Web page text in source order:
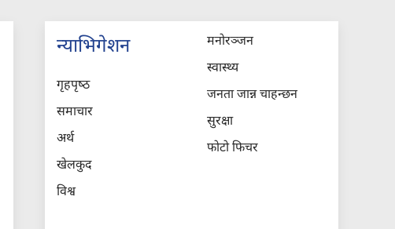
न्याभिगेशन
गृहपृष्‍ठ
समाचार
अर्थ
खेलकुद
विश्व
मनोरञ्जन
स्वास्थ्य
जनता जान्न चाहन्छन
सुरक्षा
फोटो फिचर